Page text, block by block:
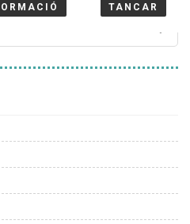
TANCAR